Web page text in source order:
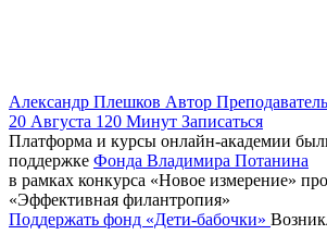
Александр Плешков Автор Преподаватель
20 Августа 120 Минут Записаться
Платформа и курсы онлайн-академии
поддержке Фонда Владимира Потанина
в рамках конкурса «Новое измерение»
«Эффективная филантропия»
Поддержать фонд «Дети-бабочки»